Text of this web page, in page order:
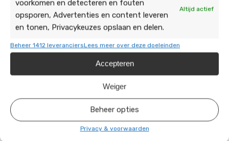
voorkomen en detecteren en fouten
opsporen, Advertenties en content leveren
en tonen, Privacykeuzes opslaan en delen.
Altijd actief
Beheer 1412 leveranciersLees meer over deze doeleinden
Accepteren
Weiger
Beheer opties
Privacy & voorwaarden
de batterij een rol. Kies voor een batterij met
duurzame technologie en een lange levensduur om
ervoor te zorgen dat u de beste waarde voor uw
zonnepanelensysteem is ook cruciaal; zorg ervoor
dat de batterij goed integreert met uw
zonnepanelen.
Hetinstallatie- en onderhoudsprocesmoet efficiënt
en professioneel verlopen. Informeer naar de
installatieprocedure en het benodigde onderhoud